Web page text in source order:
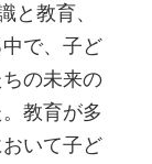
教育、
で、子ど
の未来の
教育が多
いて子ど